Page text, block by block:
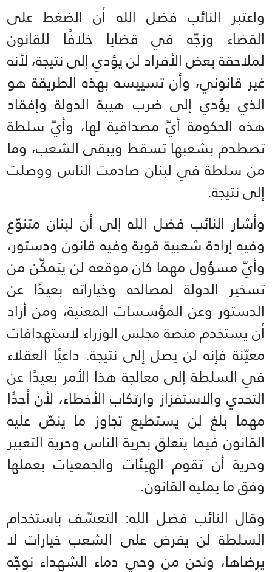
واعتبر النائب فضل الله أن الضغط على
القضاء وزجّه في قضايا خلافًا للقانون
لملاحقة بعض الأفراد لن يؤدي إلى نتيجة، لأنه
غير قانوني، وأن تسييسه بهذه الطريقة هو
الذي يؤدي إلى ضرب هيبة الدولة وإفقاد
هذه الحكومة أيّ مصداقية لها، وأيّ سلطة
تصطدم بشعبها تسقط ويبقى الشعب، وما
من سلطة في لبنان صادمت الناس ووصلت
إلى نتيجة.
وأشار النائب فضل الله إلى أن لبنان متنوّع
وفيه إرادة شعبية قوية وفيه قانون ودستور،
وأيّ مسؤول مهما كان موقعه لن يتمكّن من
تسخير الدولة لمصالحه وخياراته بعيدًا عن
الدستور وعن المؤسسات المعنية، ومن أراد
أن يستخدم منصة مجلس الوزراء لاستهدافات
معيّنة فإنه لن يصل إلى نتيجة. داعيًا العقلاء
في السلطة إلى معالجة هذا الأمر بعيدًا عن
التحدي والاستفزاز وارتكاب الأخطاء، لأن أحدًا
مهما بلغ لن يستطيع تجاوز ما ينصّ عليه
القانون فيما يتعلق بحرية الناس وحرية التعبير
وحرية أن تقوم الهيئات والجمعيات بعملها
وفق ما يمليه القانون.
وقال النائب فضل الله: التعسّف باستخدام
السلطة لن يفرض على الشعب خيارات لا
يرضاها، ونحن من وحي دماء الشهداء نوجّه